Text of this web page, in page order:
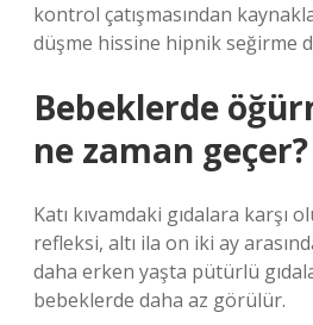
kontrol çatışmasından
düşme hissine hipnik seğirme
Bebeklerde
ne zaman geçer?
Katı kıvamdaki gıdalara karşı
refleksi, altı ila on iki ay
daha erken yaşta pütürlü
bebeklerde daha az görülür.